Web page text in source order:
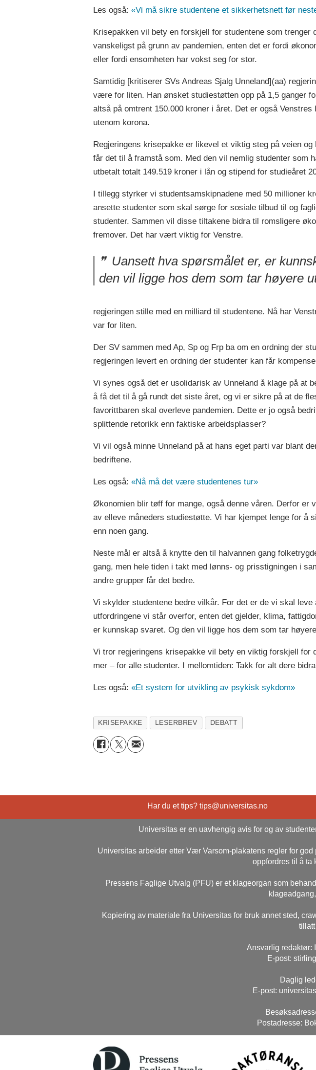
Les også: «Vi må sikre studentene et sikkerhetsnett før
Krisepakken vil bety en forskjell for studentene som trenger
vanskeligst på grunn av pandemien, enten det er fordi
eller fordi ensomheten har vokst seg for stor.
Samtidig [kritiserer SVs Andreas Sjalg Unneland](aa)
være for liten. Han ønsket studiestøtten opp på 1,5 ganger
altså på omtrent 150.000 kroner i året. Det er også Venstres
utenom korona.
Regjeringens krisepakke er likevel et viktig steg på veien og
får det til å framstå som. Med den vil nemlig studenter som
utbetalt totalt 149.519 kroner i lån og stipend for studieåret
I tillegg styrker vi studentsamskipnadene med 50 millioner
ansette studenter som skal sørge for sosiale tilbud til og
studenter. Sammen vil disse tiltakene bidra til romsligere
fremover. Det har vært viktig for Venstre.
Uansett hva spørsmålet er, er
den vil ligge hos dem som tar høyere
regjeringen stille med en milliard til studentene. Nå har
var for liten.
Der SV sammen med Ap, Sp og Frp ba om en ordning der
regjeringen levert en ordning der studenter kan får
Vi synes også det er usolidarisk av Unneland å klage på at
å få det til å gå rundt det siste året, og vi er sikre på at de
favorittbaren skal overleve pandemien. Dette er jo også
splittende retorikk enn faktiske arbeidsplasser?
Vi vil også minne Unneland på at hans eget parti var blant
bedriftene.
Les også: «Nå må det være studentenes tur»
Økonomien blir tøff for mange, også denne våren. Derfor er
av elleve måneders studiestøtte. Vi har kjempet lenge for å
enn noen gang.
Neste mål er altså å knytte den til halvannen gang
gang, men hele tiden i takt med lønns- og prisstigningen i
andre grupper får det bedre.
Vi skylder studentene bedre vilkår. For det er de vi skal
utfordringene vi står overfor, enten det gjelder, klima,
er kunnskap svaret. Og den vil ligge hos dem som tar
Vi tror regjeringens krisepakke vil bety en viktig forskjell for
mer – for alle studenter. I mellomtiden: Takk for alt dere
Les også: «Et system for utvikling av psykisk sykdom»
KRISEPAKKE LESERBREV DEBATT
Har du et tips? tips@universitas.no
Universitas er en uavhengig avis for og av
Universitas arbeider etter Vær Varsom-plakatens regler for
oppfordres til å ta
Pressens Faglige Utvalg (PFU) er et klageorgan som
Kopiering av materiale fra Universitas for bruk annet sted,
Ansvarlig redaktør:
E-post:
Daglig
E-post:
Postadresse: